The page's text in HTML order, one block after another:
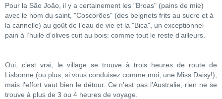
Pour la São João, il y a certainement les "Broas" (pains de mie)
avec le nom du saint, "Coscorões" (des beignets frits au sucre et à
la cannelle) au goût de l’eau de vie et la "Bica", un exceptionnel
pain à l’huile d’olives cuit au bois: comme tout le reste d’ailleurs.
Oui, c’est vrai, le village se trouve à trois heures de route de
Lisbonne (ou plus, si vous conduisez comme moi, une Miss Daisy!),
mais l'effort vaut bien le détour. Ce n'est pas l'Australie, rien ne se
trouve à plus de 3 ou 4 heures de voyage.